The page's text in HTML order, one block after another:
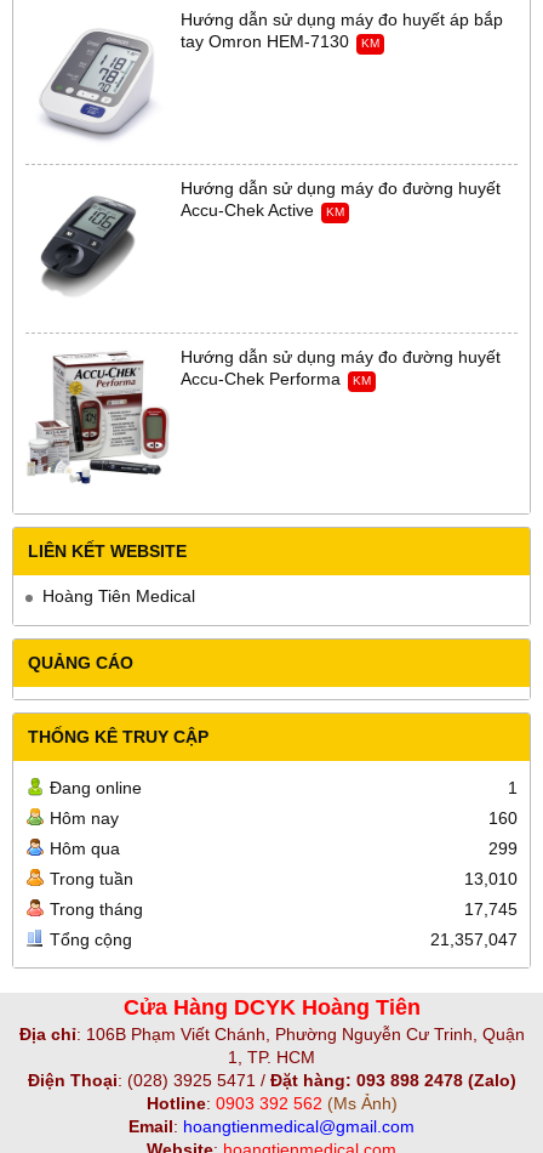
Hướng dẫn sử dụng máy đo huyết áp bắp
tay Omron HEM-7130
KM
Hướng dẫn sử dụng máy đo đường huyết
Accu-Chek Active
KM
Hướng dẫn sử dụng máy đo đường huyết
Accu-Chek Performa
KM
LIÊN KẾT WEBSITE
Hoàng Tiên Medical
QUẢNG CÁO
THỐNG KÊ TRUY CẬP
Đang online
1
Hôm nay
160
Hôm qua
299
Trong tuần
13,010
Trong tháng
17,745
Tổng cộng
21,357,047
Cửa Hàng DCYK Hoàng Tiên
Địa chỉ: 106B Phạm Viết Chánh, Phường Nguyễn Cư Trinh, Quận
1, TP. HCM
Điện Thoại: (028) 3925 5471 / Đặt hàng: 093 898 2478 (Zalo)
Hotline: 0903 392 562 (Ms Ảnh)
Email: hoangtienmedical@gmail.com